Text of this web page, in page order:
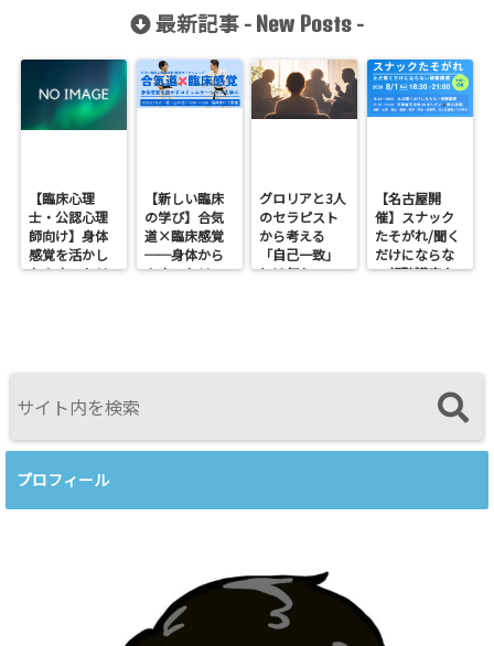
ギー収支」と
最新記事 - New Posts -
【臨床心理
士・公認心理
師向け】身体
感覚を活かし
たカウンセリ
【新しい臨床
の学び】合気
道×臨床感覚
──身体から
カウンセリン
グロリアと3人
のセラピスト
から考える
「自己一致」
とは何か──
【名古屋開
催】スナック
たそがれ/聞く
だけにならな
い傾聴講座
プロフィール